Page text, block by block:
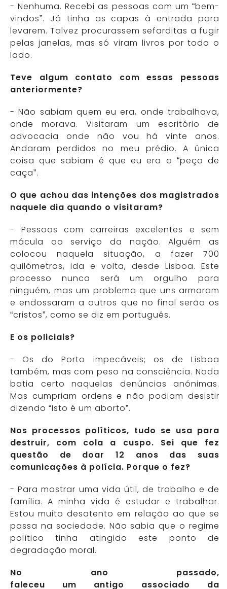
- Nenhuma. Recebi as pessoas com um “bem-
vindos”. Já tinha as capas à entrada para
levarem. Talvez procurassem sefarditas a fugir
pelas janelas, mas só viram livros por todo o
lado.
Teve algum contato com essas pessoas
anteriormente?
- Não sabiam quem eu era, onde trabalhava,
onde morava. Visitaram um escritório de
advocacia onde não vou há vinte anos.
Andaram perdidos no meu prédio. A única
coisa que sabiam é que eu era a “peça de
caça”.
O que achou das intenções dos magistrados
naquele dia quando o visitaram?
- Pessoas com carreiras excelentes e sem
mácula ao serviço da nação. Alguém as
colocou naquela situação, a fazer 700
quilómetros, ida e volta, desde Lisboa. Este
processo nunca será um orgulho para
ninguém, mas um problema que uns armaram
e endossaram a outros que no final serão os
“cristos”, como se diz em português.
E os policiais?
- Os do Porto impecáveis; os de Lisboa
também, mas com peso na consciência. Nada
batia certo naquelas denúncias anónimas.
Mas cumpriam ordens e não podiam desistir
dizendo “Isto é um aborto”.
Nos processos políticos, tudo se usa para
destruir, com cola a cuspo. Sei que fez
questão de doar 12 anos das suas
comunicações à polícia. Porque o fez?
- Para mostrar uma vida útil, de trabalho e de
família. A minha vida é estudar e trabalhar.
Estou muito desatento em relação ao que se
passa na sociedade. Não sabia que o regime
político tinha atingido este ponto de
degradação moral.
No ano passado,
faleceu um antigo associado da